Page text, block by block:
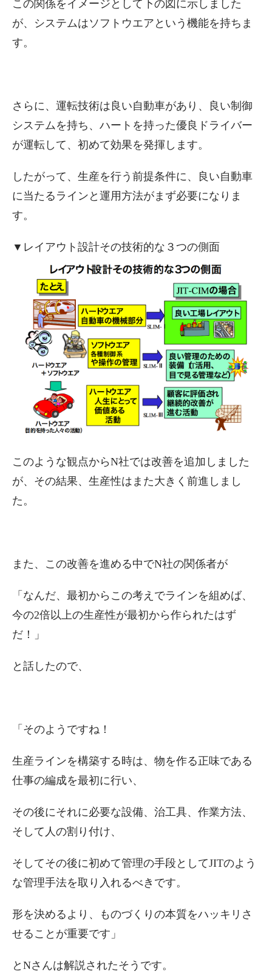
この関係をイメージとして下の図に示しました
が、システムはソフトウエアという機能を持ちま
す。
さらに、運転技術は良い自動車があり、良い制御
システムを持ち、ハートを持った優良ドライバー
が運転して、初めて効果を発揮します。
したがって、生産を行う前提条件に、良い自動車
に当たるラインと運用方法がまず必要になりま
す。
▼レイアウト設計その技術的な３つの側面
このような観点からN社では改善を追加しました
が、その結果、生産性はまた大きく前進しまし
た。
また、この改善を進める中でN社の関係者が
「なんだ、最初からこの考えでラインを組めば、
今の2倍以上の生産性が最初から作られたはず
だ！」
と話したので、
「そのようですね！
生産ラインを構築する時は、物を作る正味である
仕事の編成を最初に行い、
その後にそれに必要な設備、治工具、作業方法、
そして人の割り付け、
そしてその後に初めて管理の手段としてJITのよう
な管理手法を取り入れるべきです。
形を決めるより、ものづくりの本質をハッキリさ
せることが重要です」
とNさんは解説されたそうです。